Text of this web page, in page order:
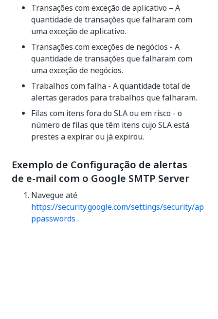
Transações com exceção de aplicativo – A
quantidade de transações que falharam com
uma exceção de aplicativo.
Transações com exceções de negócios - A
quantidade de transações que falharam com
uma exceção de negócios.
Trabalhos com falha - A quantidade total de
alertas gerados para trabalhos que falharam.
Filas com itens fora do SLA ou em risco - o
número de filas que têm itens cujo SLA está
prestes a expirar ou já expirou.
Exemplo de Configuração de alertas
de e-mail com o Google SMTP Server
Navegue até
https://security.google.com/settings/security/ap
ppasswords .